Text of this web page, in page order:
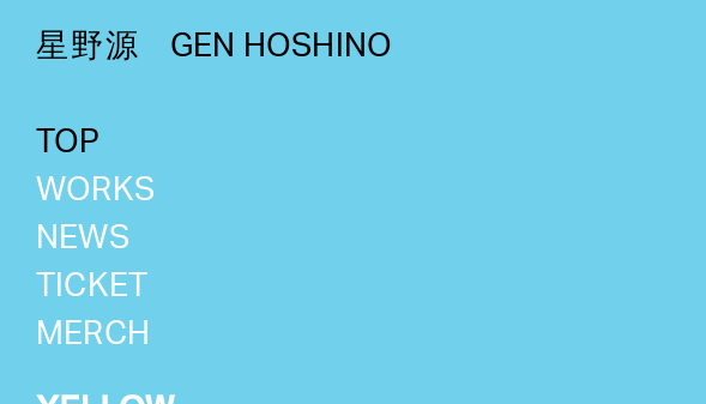
星野源 GEN HOSHINO
TOP
WORKS
NEWS
TICKET
MERCH